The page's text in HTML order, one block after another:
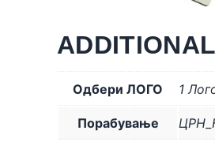
Одбери ЛОГО 1
Порабување